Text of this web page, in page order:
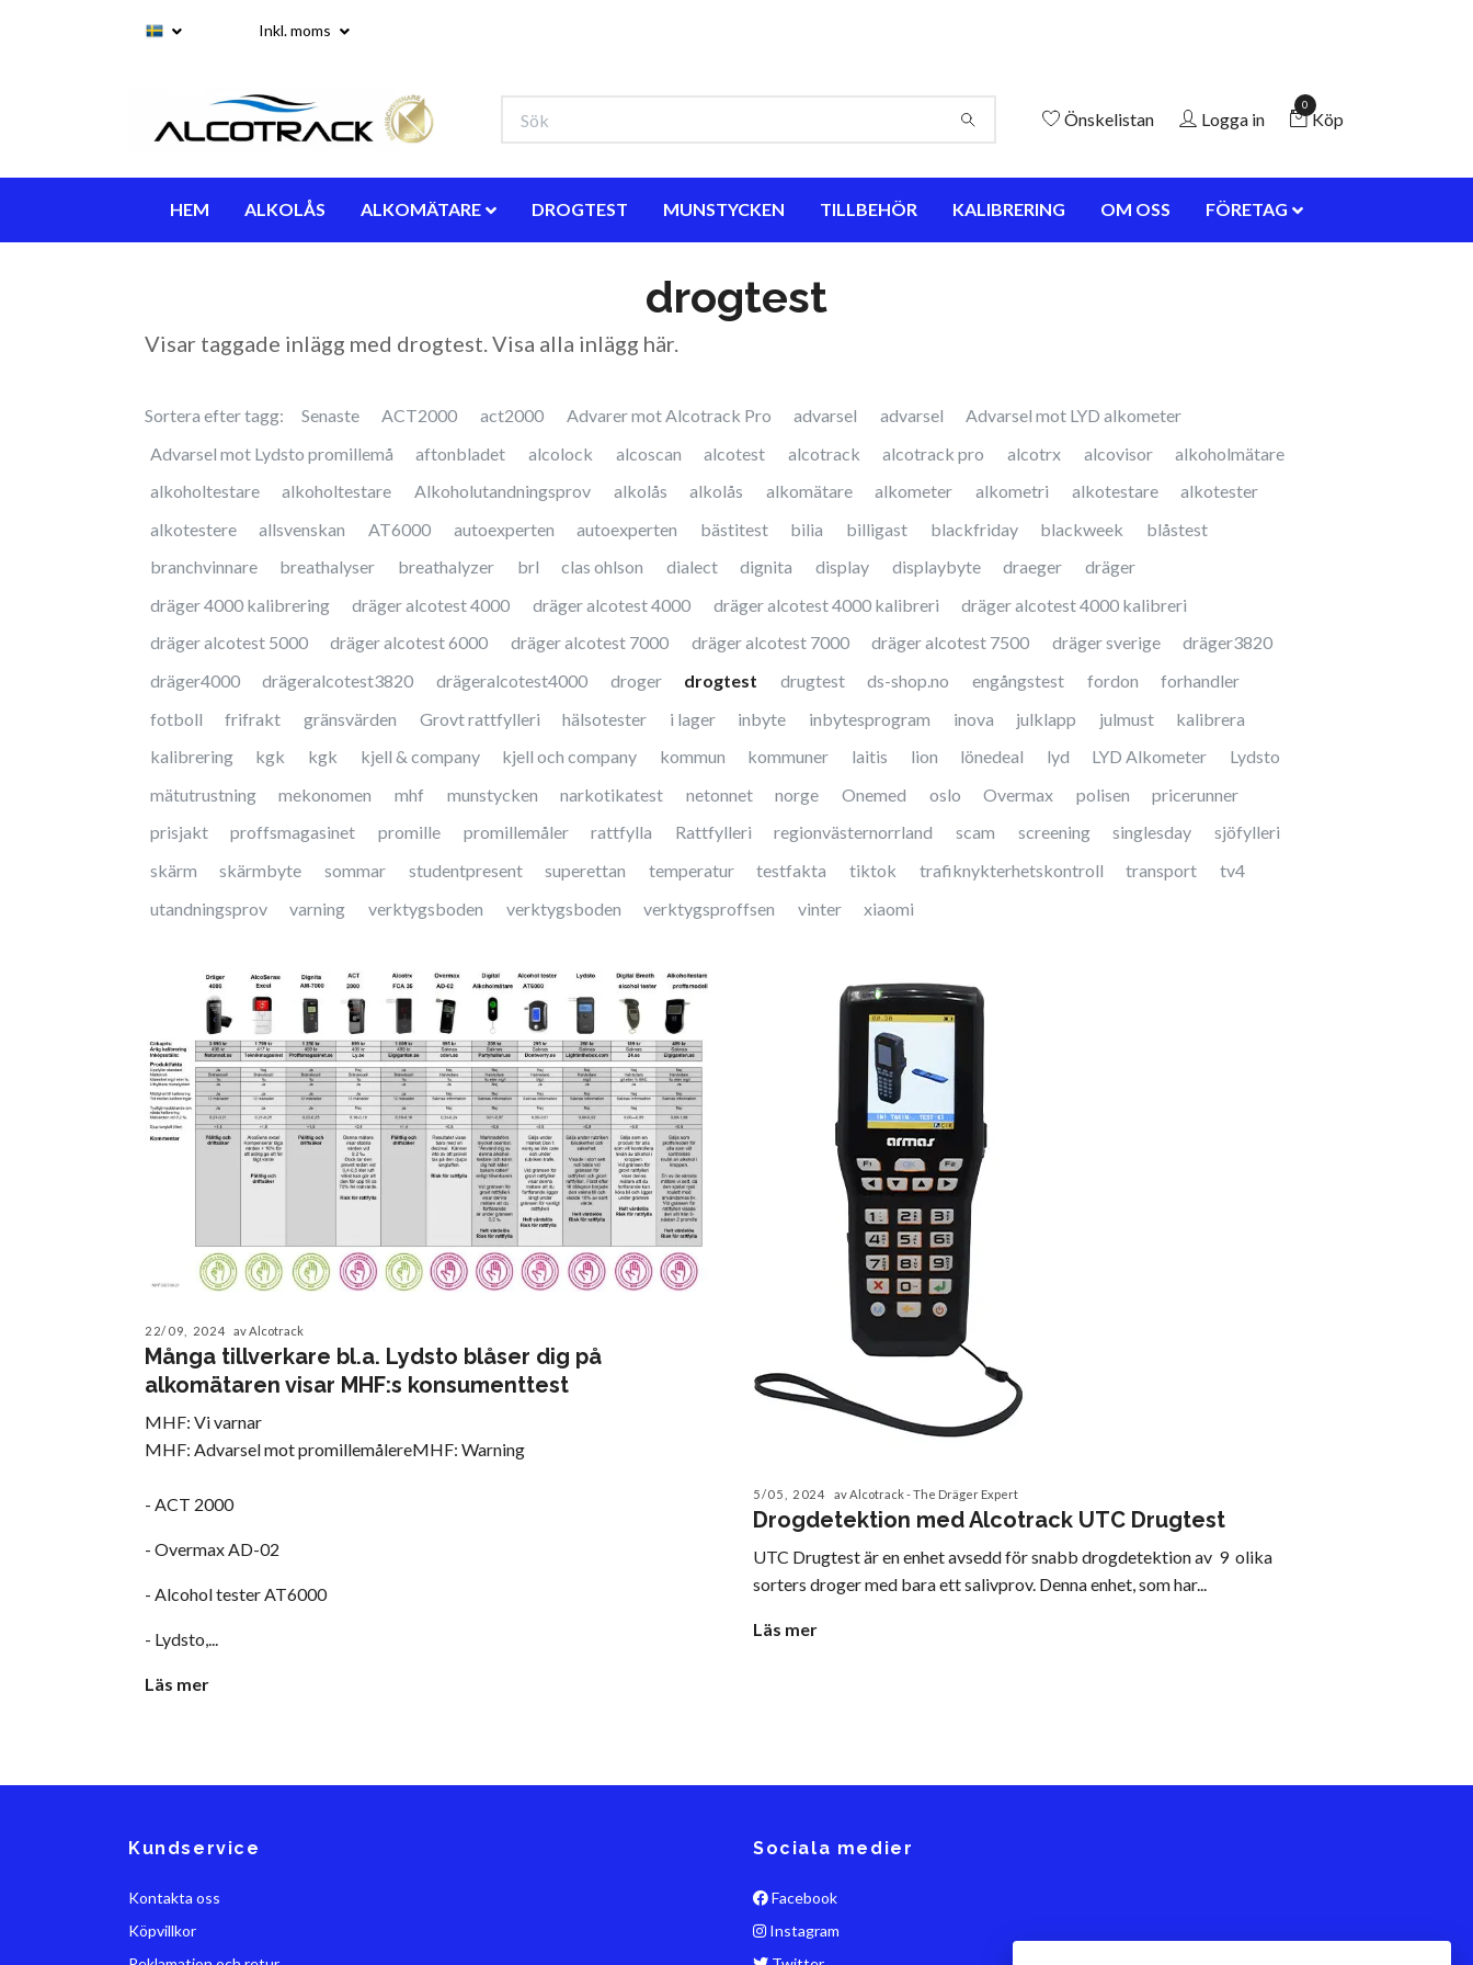
Inkl. moms
Önskelistan Logga in
0
Köp
HEM ALKOLÅS ALKOMÄTARE DROGTEST MUNSTYCKEN TILLBEHÖR KALIBRERING OM OSS FÖRETAG
drogtest
Visar taggade inlägg med drogtest. Visa alla inlägg här.
Sortera efter tagg: Senaste ACT2000 act2000 Advarer mot Alcotrack Pro advarsel advarsel
Advarsel mot LYD alkometer
Advarsel mot Lydsto promillemå
aftonbladet alcolock alcoscan alcotest alcotrack alcotrack pro alcotrx alcovisor
alkoholmätare
alkoholtestare
alkoholtestare Alkoholutandningsprov alkolås alkolås alkomätare alkometer alkometri alkotestare
alkotester
alkotestere
allsvenskan AT6000 autoexperten autoexperten bästitest bilia billigast blackfriday blackweek
blåstest
branchvinnare
breathalyser breathalyzer brl clas ohlson dialect dignita display displaybyte draeger
dräger
dräger 4000 kalibrering
dräger alcotest 4000 dräger alcotest 4000 dräger alcotest 4000 kalibreri
dräger alcotest 4000 kalibreri
dräger alcotest 5000
dräger alcotest 6000 dräger alcotest 7000 dräger alcotest 7000 dräger alcotest 7500 dräger sverige
dräger3820
dräger4000
drägeralcotest3820 drägeralcotest4000 droger drogtest drugtest ds-shop.no engångstest fordon
forhandler
fotboll
frifrakt gränsvärden Grovt rattfylleri hälsotester i lager inbyte inbytesprogram inova julklapp julmust
kalibrera
kalibrering
kgk kgk kjell & company kjell och company kommun kommuner laitis lion lönedeal lyd LYD Alkometer
Lydsto
mätutrustning
mekonomen mhf munstycken narkotikatest netonnet norge Onemed oslo Overmax polisen
pricerunner
prisjakt
proffsmagasinet promille promillemåler rattfylla Rattfylleri regionvästernorrland scam screening singlesday
sjöfylleri
skärm
skärmbyte sommar studentpresent superettan temperatur testfakta tiktok trafiknykterhetskontroll transport
tv4
utandningsprov
varning verktygsboden verktygsboden verktygsproffsen vinter xiaomi
22/09, 2024 av Alcotrack
Många tillverkare bl.a. Lydsto blåser dig på
alkomätaren visar MHF:s konsumenttest
MHF: Vi varnar
MHF: Advarsel mot promillemålereMHF: Warning
- ACT 2000
- Overmax AD-02
- Alcohol tester AT6000
- Lydsto,...
Läs mer
5/05, 2024 av Alcotrack - The Dräger Expert
Drogdetektion med Alcotrack UTC Drugtest
UTC Drugtest är en enhet avsedd för snabb drogdetektion av 9 olika
sorters droger med bara ett salivprov. Denna enhet, som har...
Läs mer
Kundservice
Kontakta oss
Köpvillkor
Sociala medier
Facebook
Instagram